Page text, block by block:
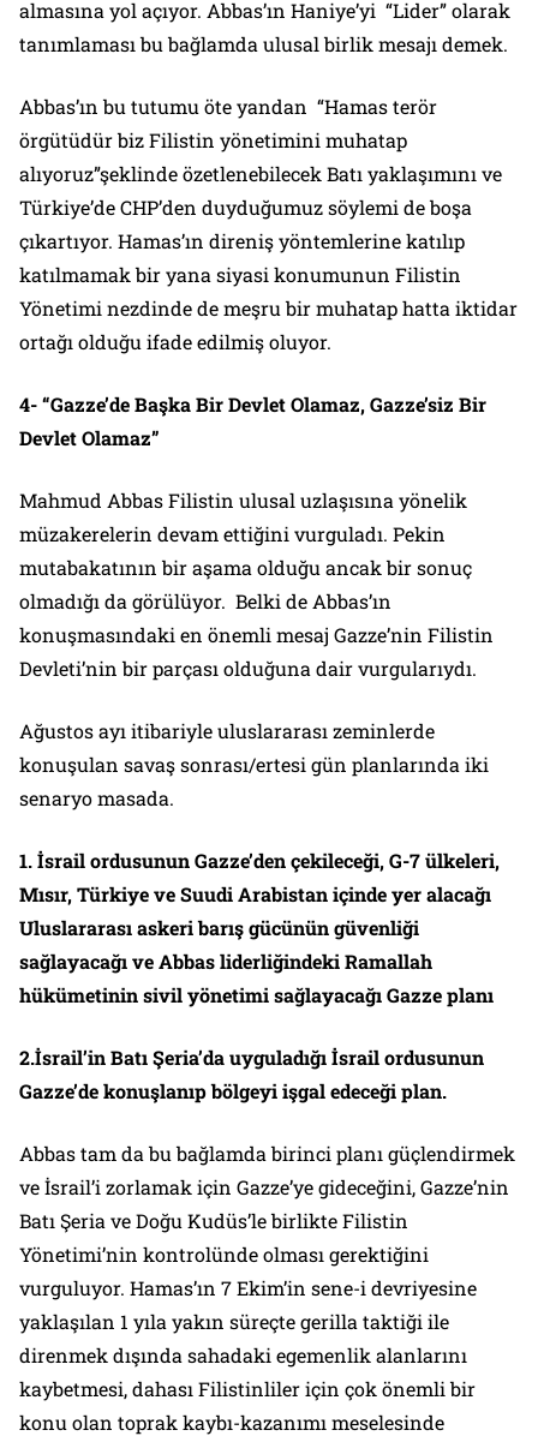
almasına yol açıyor. Abbas’ın Haniye’yi “Lider” olarak
tanımlaması bu bağlamda ulusal birlik mesajı demek.
Abbas’ın bu tutumu öte yandan “Hamas terör
örgütüdür biz Filistin yönetimini muhatap
alıyoruz”şeklinde özetlenebilecek Batı yaklaşımını ve
Türkiye’de CHP’den duyduğumuz söylemi de boşa
çıkartıyor. Hamas’ın direniş yöntemlerine katılıp
katılmamak bir yana siyasi konumunun Filistin
Yönetimi nezdinde de meşru bir muhatap hatta iktidar
ortağı olduğu ifade edilmiş oluyor.
4- “Gazze’de Başka Bir Devlet Olamaz, Gazze’siz Bir
Devlet Olamaz”
Mahmud Abbas Filistin ulusal uzlaşısına yönelik
müzakerelerin devam ettiğini vurguladı. Pekin
mutabakatının bir aşama olduğu ancak bir sonuç
olmadığı da görülüyor. Belki de Abbas’ın
konuşmasındaki en önemli mesaj Gazze’nin Filistin
Devleti’nin bir parçası olduğuna dair vurgularıydı.
Ağustos ayı itibariyle uluslararası zeminlerde
konuşulan savaş sonrası/ertesi gün planlarında iki
senaryo masada.
1. İsrail ordusunun Gazze’den çekileceği, G-7 ülkeleri,
Mısır, Türkiye ve Suudi Arabistan içinde yer alacağı
Uluslararası askeri barış gücünün güvenliği
sağlayacağı ve Abbas liderliğindeki Ramallah
hükümetinin sivil yönetimi sağlayacağı Gazze planı
2.İsrail’in Batı Şeria’da uyguladığı İsrail ordusunun
Gazze’de konuşlanıp bölgeyi işgal edeceği plan.
Abbas tam da bu bağlamda birinci planı güçlendirmek
ve İsrail’i zorlamak için Gazze’ye gideceğini, Gazze’nin
Batı Şeria ve Doğu Kudüs’le birlikte Filistin
Yönetimi’nin kontrolünde olması gerektiğini
vurguluyor. Hamas’ın 7 Ekim’in sene-i devriyesine
yaklaşılan 1 yıla yakın süreçte gerilla taktiği ile
direnmek dışında sahadaki egemenlik alanlarını
kaybetmesi, dahası Filistinliler için çok önemli bir
konu olan toprak kaybı-kazanımı meselesinde